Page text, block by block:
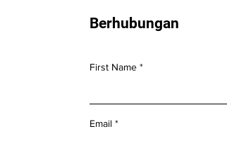
Berhubungan
First Name
Email